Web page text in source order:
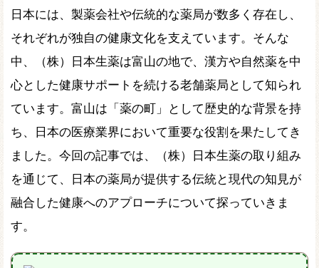
日本には、製薬会社や伝統的な薬局が数多く存在し、
それぞれが独自の健康文化を支えています。そんな
中、（株）日本生薬は富山の地で、漢方や自然薬を中
心とした健康サポートを続ける老舗薬局として知られ
ています。富山は「薬の町」として歴史的な背景を持
ち、日本の医療業界において重要な役割を果たしてき
ました。今回の記事では、（株）日本生薬の取り組み
を通じて、日本の薬局が提供する伝統と現代の知見が
融合した健康へのアプローチについて探っていきま
す。